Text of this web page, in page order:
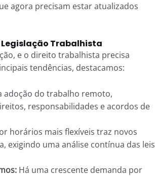
agora precisam estar atualizados
Legislação Trabalhista
e o direito trabalhista precisa
tendências, destacamos:
adoção do trabalho remoto,
responsabilidades e acordos de
horários mais flexíveis traz novos
exigindo uma análise contínua das leis
Há uma crescente demanda por